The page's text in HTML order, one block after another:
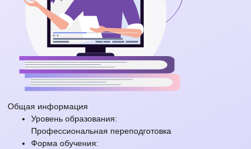
Общая информация
Уровень образования:
Профессиональная переподготовка
Форма обучения: